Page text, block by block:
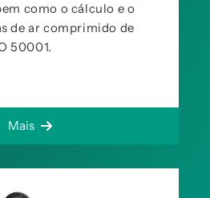
como o cálculo e o
de ar comprimido de
50001.
Mais